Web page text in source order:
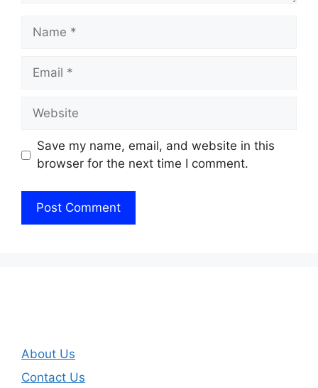
Name
Email
Website
Save my name, email, and website in this
browser for the next time I comment.
About Us
Contact Us